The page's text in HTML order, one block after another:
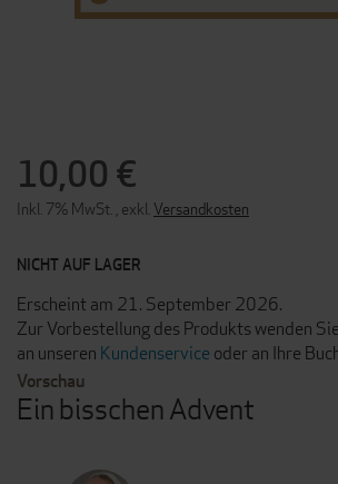
Vorschau
Ein bisschen Advent
10,00 €
Inkl. 7% MwSt. exkl. Versandkosten
NICHT AUF LAGER
Erscheint am 21. September 2026.
Zur Vorbestellung des Produkts wenden
an unseren Kundenservice oder an Ihre